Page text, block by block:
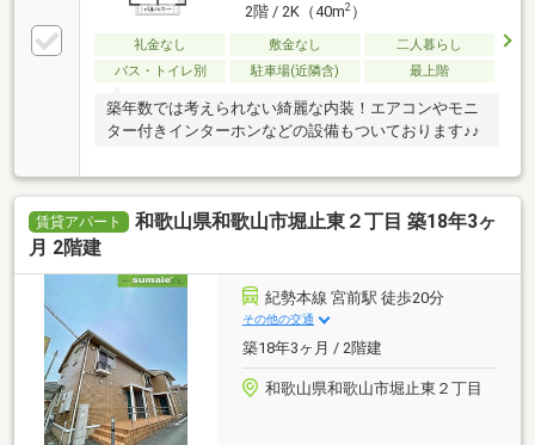
2階 / 2K（40m2）
礼金なし 敷金なし
二人暮らし
バス・トイレ別
駐車場(近隣含) 最上階
築年数では考えられない綺麗な内装！エアコンやモニ
ター付きインターホンなどの設備もついております♪♪
賃貸アパート
和歌山県和歌山市堀止東２丁目 築18年3ヶ
月 2階建
紀勢本線 宮前駅 徒歩20分
その他の交通
築18年3ヶ月 / 2階建
和歌山県和歌山市堀止東２丁目